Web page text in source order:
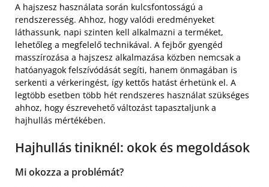
A hajszesz használata során kulcsfontosságú a
rendszeresség. Ahhoz, hogy valódi eredményeket
láthassunk, napi szinten kell alkalmazni a terméket,
lehetőleg a megfelelő technikával. A fejbőr gyengéd
masszírozása a hajszesz alkalmazása közben nemcsak a
hatóanyagok felszívódását segíti, hanem önmagában is
serkenti a vérkeringést, így kettős hatást érhetünk el. A
legtöbb esetben több hét rendszeres használat szükséges
ahhoz, hogy észrevehető változást tapasztaljunk a
hajhullás mértékében.
Hajhullás tiniknél: okok és megoldások
Mi okozza a problémát?